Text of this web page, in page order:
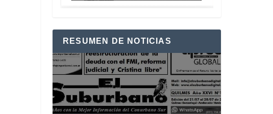
RESUMEN DE NOTICIAS
Reproductor
de
vídeo